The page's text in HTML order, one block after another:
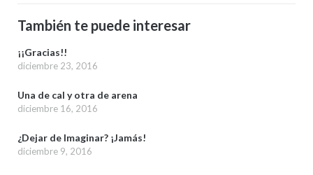
También te puede interesar
¡¡Gracias!!
diciembre 23, 2016
Una de cal y otra de arena
diciembre 16, 2016
¿Dejar de Imaginar? ¡Jamás!
diciembre 9, 2016